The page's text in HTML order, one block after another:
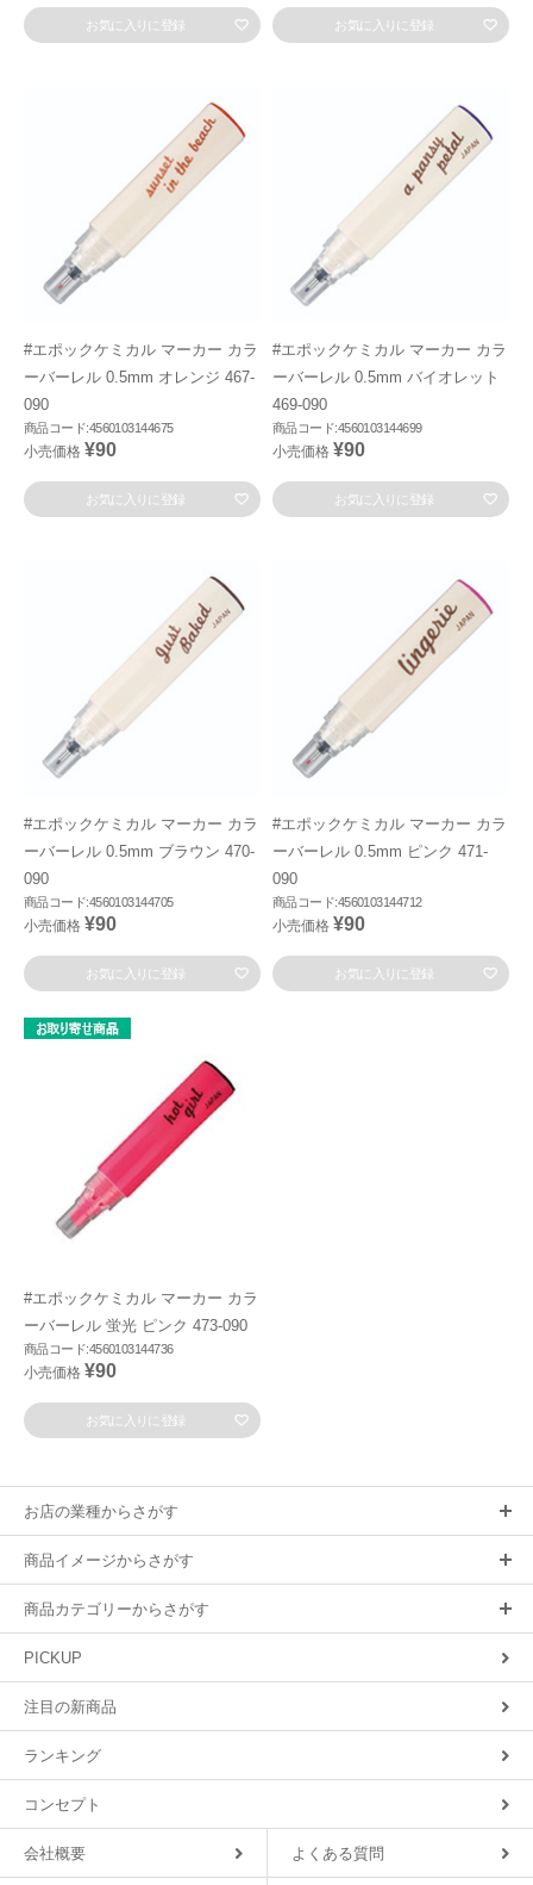
お気に入りに登録 お気に入りに登録
#エポックケミカル マーカー カラ
ーバーレル 0.5mm オレンジ 467-
090
商品コード:4560103144675
小売価格 ¥90
お気に入りに登録
#エポックケミカル マーカー カラ
ーバーレル 0.5mm バイオレット
469-090
商品コード:4560103144699
小売価格 ¥90
お気に入りに登録
#エポックケミカル マーカー カラ
ーバーレル 0.5mm ブラウン 470-
090
商品コード:4560103144705
小売価格 ¥90
お気に入りに登録
#エポックケミカル マーカー カラ
ーバーレル 0.5mm ピンク 471-
090
商品コード:4560103144712
小売価格 ¥90
お気に入りに登録
#エポックケミカル マーカー カラ
ーバーレル 蛍光 ピンク 473-090
商品コード:4560103144736
小売価格 ¥90
お気に入りに登録
お店の業種からさがす
商品イメージからさがす
商品カテゴリーからさがす
PICKUP
注目の新商品
ランキング
コンセプト
会社概要 よくある質問